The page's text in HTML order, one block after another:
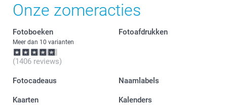
Onze zomeracties
Fotoboeken
Meer dan 10 varianten
(1406 reviews)
Fotoafdrukken
Fotocadeaus Naamlabels
Kaarten Kalenders